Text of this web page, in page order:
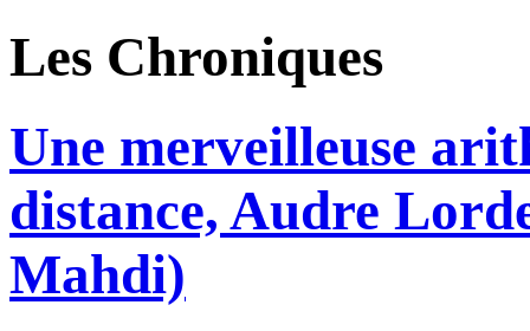
Les Chroniques
Une merveilleuse
distance, Audre
Mahdi)